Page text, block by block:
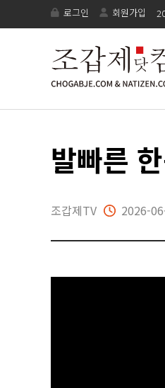
로그인 회원가입
발빠른
조갑제TV 2026-